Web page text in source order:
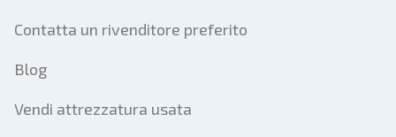
Contatta un rivenditore preferito
Blog
Vendi attrezzatura usata